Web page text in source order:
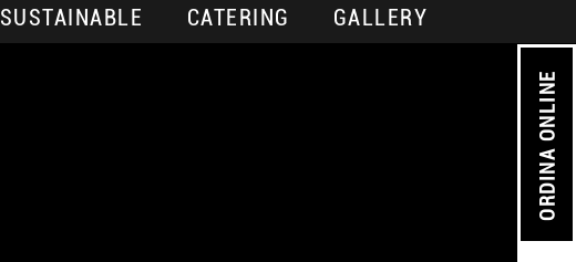
SUSTAINABLE CATERING GALLERY
ORDINA ONLINE